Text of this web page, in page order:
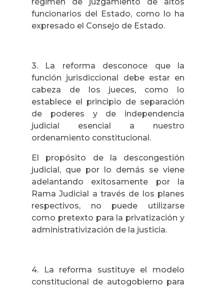
funcionarios del Estado, como lo ha
expresado el Consejo de Estado.
3. La reforma desconoce que la
función jurisdiccional debe estar en
cabeza de los jueces, como lo
establece el principio de separación
de poderes y de independencia
judicial esencial a nuestro
ordenamiento constitucional.
El propósito de la descongestión
judicial, que por lo demás se viene
adelantando exitosamente por la
Rama Judicial a través de los planes
respectivos, no puede utilizarse
como pretexto para la privatización y
administrativización de la justicia.
4. La reforma sustituye el modelo
constitucional de autogobierno para